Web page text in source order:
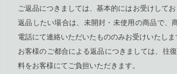
ご返品につきましては、基本的にはお受けして
返品したい場合は、未開封・未使用の商品で、
電話にて連絡いただいたもののみお受けいたしま
お客様のご都合による返品につきましては、往
料をお客様にてご負担いただきます。